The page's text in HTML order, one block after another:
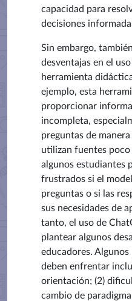
capacidad para
decisiones
Sin embargo,
desventajas en el
herramienta
ejemplo, esta
proporcionar
incompleta,
preguntas de
utilizan fuentes poco
algunos estudiantes
frustrados si el
preguntas o si las
sus necesidades de
tanto, el uso de
plantear algunos
educadores.
deben enfrentar
orientación; (2)
cambio de